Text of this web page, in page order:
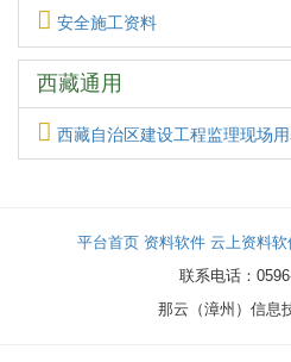
安全施工资料
西藏通用
西藏自治区建设工程监理现场
平台首页 资料软件 云上资料软
联系电话：
那云（漳州）信息